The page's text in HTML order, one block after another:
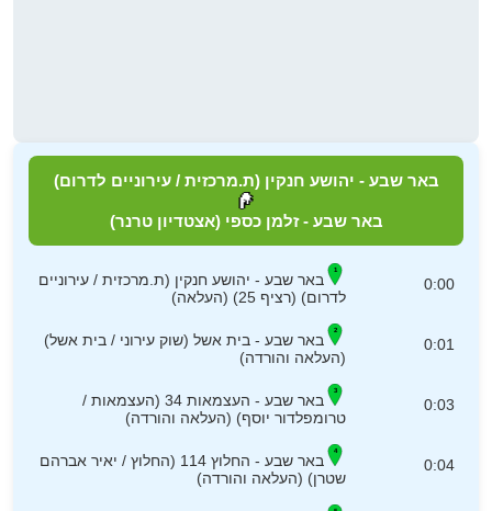
באר שבע - יהושע חנקין (ת.מרכזית / עירוניים לדרום)
באר שבע - זלמן כספי (אצטדיון טרנר)
0:00
באר שבע - יהושע חנקין (ת.מרכזית / עירוניים
לדרום) (רציף 25) (העלאה)
0:01
באר שבע - בית אשל (שוק עירוני / בית אשל)
(העלאה והורדה)
0:03
באר שבע - העצמאות 34 (העצמאות /
טרומפלדור יוסף) (העלאה והורדה)
0:04
באר שבע - החלוץ 114 (החלוץ / יאיר אברהם
שטרן) (העלאה והורדה)